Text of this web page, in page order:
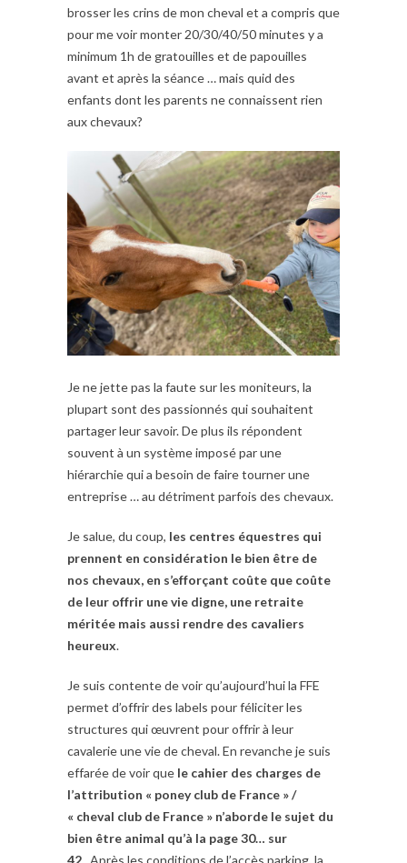
brosser les crins de mon cheval et a compris que
pour me voir monter 20/30/40/50 minutes y a
minimum 1h de gratouilles et de papouilles
avant et après la séance … mais quid des
enfants dont les parents ne connaissent rien
aux chevaux?
Je ne jette pas la faute sur les moniteurs, la
plupart sont des passionnés qui souhaitent
partager leur savoir. De plus ils répondent
souvent à un système imposé par une
hiérarchie qui a besoin de faire tourner une
entreprise … au détriment parfois des chevaux.
Je salue, du coup, les centres équestres qui
prennent en considération le bien être de
nos chevaux, en s’efforçant coûte que coûte
de leur offrir une vie digne, une retraite
méritée mais aussi rendre des cavaliers
heureux.
Je suis contente de voir qu’aujourd’hui la FFE
permet d’offrir des labels pour féliciter les
structures qui œuvrent pour offrir à leur
cavalerie une vie de cheval. En revanche je suis
effarée de voir que le cahier des charges de
l’attribution « poney club de France » /
« cheval club de France » n’aborde le sujet du
bien être animal qu’à la page 30… sur
42. Après les conditions de l’accès parking, la